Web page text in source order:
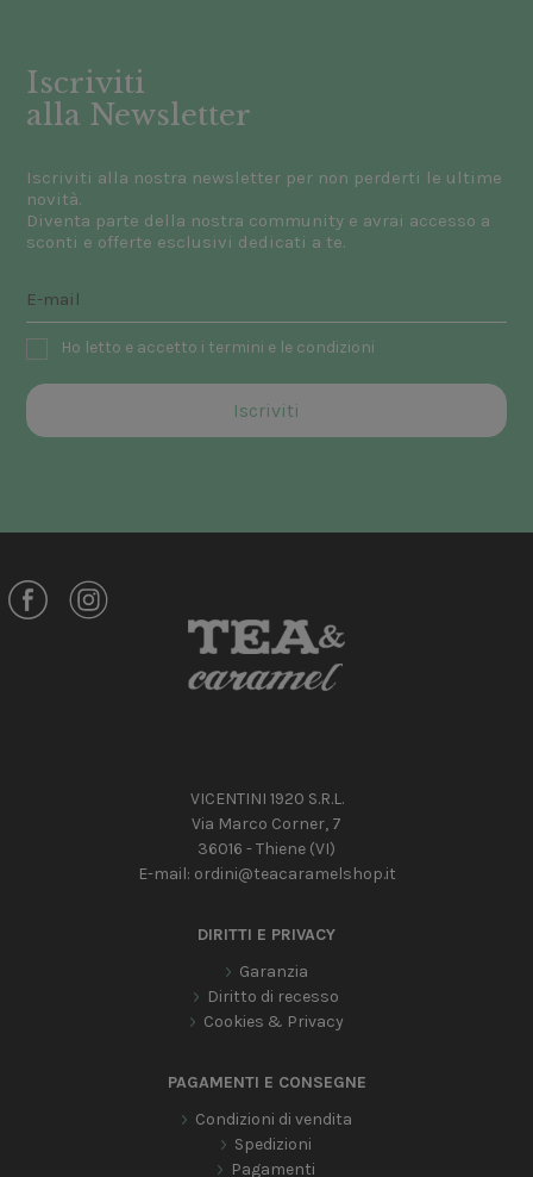
Iscriviti
alla Newsletter
Iscriviti alla nostra newsletter per non perderti le ultime
novità.
Diventa parte della nostra community e avrai accesso a
sconti e offerte esclusivi dedicati a te.
Ho letto e accetto i termini e le condizioni
VICENTINI 1920 S.R.L.
Via Marco Corner, 7
36016 - Thiene (VI)
E-mail: ordini@teacaramelshop.it
DIRITTI E PRIVACY
Garanzia
Diritto di recesso
Cookies & Privacy
PAGAMENTI E CONSEGNE
Condizioni di vendita
Spedizioni
Pagamenti